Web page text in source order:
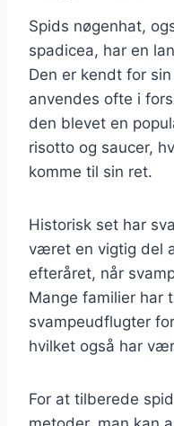
Spids nøgenhat,
spadicea, har en
Den er kendt for
anvendes ofte i
den blevet en
risotto og saucer,
komme til sin ret.
Historisk set har
været en vigtig del
efteråret, når
Mange familier har
svampeudflugter
hvilket også har
For at tilberede